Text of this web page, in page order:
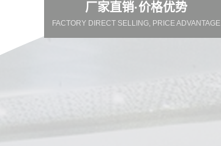
厂家直销·价格优势
FACTORY DIRECT SELLING, PRICE ADVANTAGE